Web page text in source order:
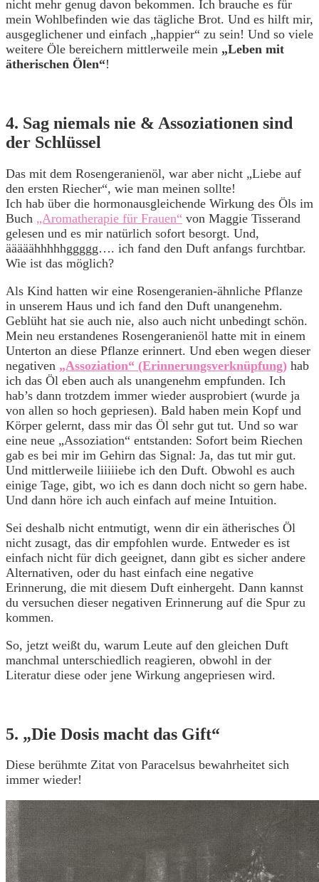
nicht mehr genug davon bekommen. Ich brauche es für
mein Wohlbefinden wie das tägliche Brot. Und es hilft mir,
ausgeglichener und einfach „happier“ zu sein! Und so viele
weitere Öle bereichern mittlerweile mein „Leben mit
ätherischen Ölen“!
4. Sag niemals nie & Assoziationen sind
der Schlüssel
Das mit dem Rosengeranienöl, war aber nicht „Liebe auf
den ersten Riecher“, wie man meinen sollte!
Ich hab über die hormonausgleichende Wirkung des Öls im
Buch „Aromatherapie für Frauen“ von Maggie Tisserand
gelesen und es mir natürlich sofort besorgt. Und,
ääääähhhhhggggg…. ich fand den Duft anfangs furchtbar.
Wie ist das möglich?
Als Kind hatten wir eine Rosengeranien-ähnliche Pflanze
in unserem Haus und ich fand den Duft unangenehm.
Geblüht hat sie auch nie, also auch nicht unbedingt schön.
Mein neu erstandenes Rosengeranienöl hatte mit in einem
Unterton an diese Pflanze erinnert. Und eben wegen dieser
negativen „Assoziation“ (Erinnerungsverknüpfung) hab
ich das Öl eben auch als unangenehm empfunden. Ich
hab’s dann trotzdem immer wieder ausprobiert (wurde ja
von allen so hoch gepriesen). Bald haben mein Kopf und
Körper gelernt, dass mir das Öl sehr gut tut. Und so war
eine neue „Assoziation“ entstanden: Sofort beim Riechen
gab es bei mir im Gehirn das Signal: Ja, das tut mir gut.
Und mittlerweile liiiiiebe ich den Duft. Obwohl es auch
einige Tage, gibt, wo ich es dann doch nicht so gern habe.
Und dann höre ich auch einfach auf meine Intuition.
Sei deshalb nicht entmutigt, wenn dir ein ätherisches Öl
nicht zusagt, das dir empfohlen wurde. Entweder es ist
einfach nicht für dich geeignet, dann gibt es sicher andere
Alternativen, oder du hast einfach eine negative
Erinnerung, die mit diesem Duft einhergeht. Dann kannst
du versuchen dieser negativen Erinnerung auf die Spur zu
kommen.
So, jetzt weißt du, warum Leute auf den gleichen Duft
manchmal unterschiedlich reagieren, obwohl in der
Literatur diese oder jene Wirkung angepriesen wird.
5. „Die Dosis macht das Gift“
Diese berühmte Zitat von Paracelsus bewahrheitet sich
immer wieder!